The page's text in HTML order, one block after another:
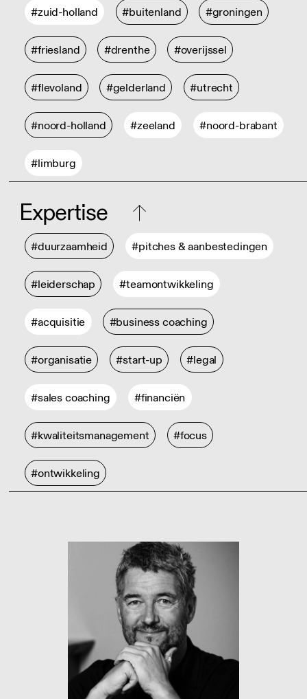
#zuid-holland #buitenland #groningen
#friesland #drenthe #overijssel
#flevoland #gelderland #utrecht
#noord-holland #zeeland #noord-brabant
#limburg
Expertise
#duurzaamheid #pitches & aanbestedingen
#leiderschap #teamontwikkeling
#acquisitie #business coaching
#organisatie #start-up #legal
#sales coaching #financiën
#kwaliteitsmanagement #focus
#ontwikkeling